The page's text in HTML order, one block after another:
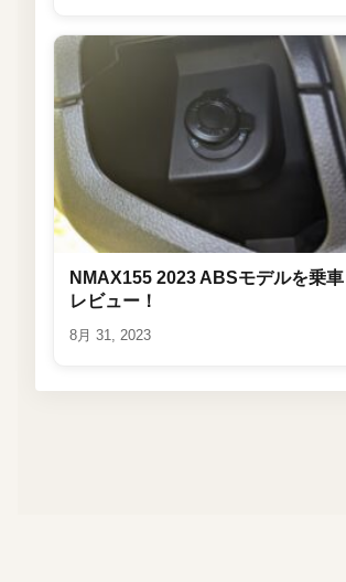
NMAX155 2023 ABSモデルを乗
レビュー！
8月 31, 2023